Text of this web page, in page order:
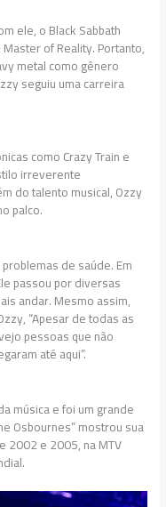
ele, o Black Sabbath
of Reality. Portanto,
metal como gênero
seguiu uma carreira
como Crazy Train e
irreverente
do talento musical, Ozzy
palco.
de saúde. Em
passou por diversas
andar. Mesmo assim,
“Apesar de todas as
pessoas que não
até aqui”.
música e foi um grande
Osbournes” mostrou sua
2002 e 2005, na MTV